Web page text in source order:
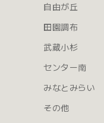
自由が丘
田園調布
武蔵小杉
センター南
みなとみらい
その他